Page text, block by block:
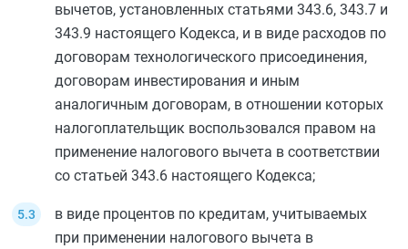
вычетов, установленных статьями 343.6, 343.7 и
343.9 настоящего Кодекса, и в виде расходов по
договорам технологического присоединения,
договорам инвестирования и иным
аналогичным договорам, в отношении которых
налогоплательщик воспользовался правом на
применение налогового вычета в соответствии
со статьей 343.6 настоящего Кодекса;
в виде процентов по кредитам, учитываемых
при применении налогового вычета в